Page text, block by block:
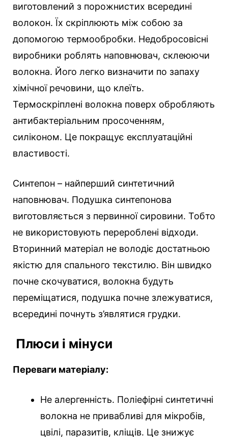
виготовлений з порожнистих всередині
волокон. Їх скріплюють між собою за
допомогою термообробки. Недобросовісні
виробники роблять наповнювач, склеюючи
волокна. Його легко визначити по запаху
хімічної речовини, що клеїть.
Термоскріплені волокна поверх обробляють
антибактеріальним просоченням,
силіконом. Це покращує експлуатаційні
властивості.
Синтепон – найперший синтетичний
наповнювач. Подушка синтепонова
виготовляється з первинної сировини. Тобто
не використовують перероблені відходи.
Вторинний матеріал не володіє достатньою
якістю для спального текстилю. Він швидко
почне скочуватися, волокна будуть
переміщатися, подушка почне злежуватися,
всередині почнуть з’являтися грудки.
Плюси і мінуси
Переваги матеріалу:
Не алергенність. Поліефірні синтетичні
волокна не привабливі для мікробів,
цвілі, паразитів, кліщів. Це знижує